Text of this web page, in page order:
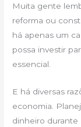
Muita gente
reforma ou
há apenas um
possa investir
essencial.
E há diversas
economia.
dinheiro durante